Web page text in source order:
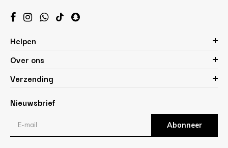
Helpen
Over ons
Verzending
Nieuwsbrief
Abonneer